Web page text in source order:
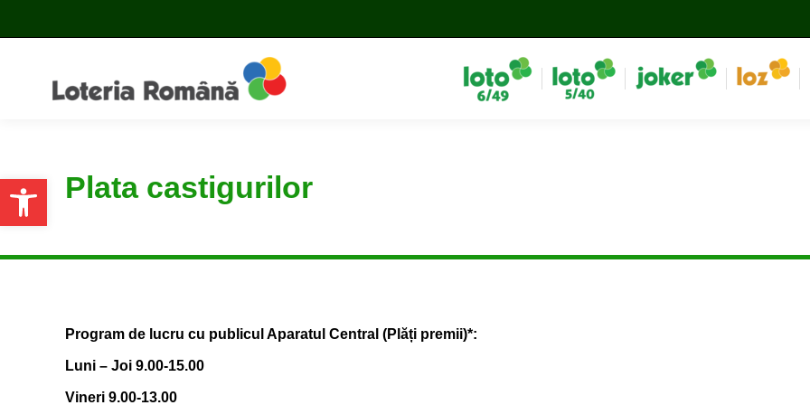
Open toolbarPlata castigurilor
Program de lucru cu publicul Aparatul Central (Plăți premii)*:
Luni – Joi 9.00-15.00
Vineri 9.00-13.00